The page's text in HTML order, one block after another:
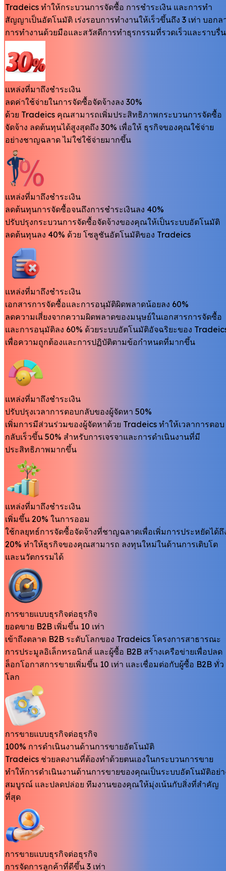
Tradeics ทำให้กระบวนการจัดซื้อ การชำระเงิน และการทำ
สัญญาเป็นอัตโนมัติ เร่งรอบการทำงานให้เร็วขึ้นถึง 3 เท่า บอกล
การทำงานด้วยมือและสวัสดีการทำธุรกรรมที่รวดเร็วและราบรื่น
แหล่งที่มาถึงชำระเงิน
ลดค่าใช้จ่ายในการจัดซื้อจัดจ้างลง 30%
ด้วย Tradeics คุณสามารถเพิ่มประสิทธิภาพกระบวนการจัดซื้อ
จัดจ้าง ลดต้นทุนได้สูงสุดถึง 30% เพื่อให้ ธุรกิจของคุณใช้จ่าย
อย่างชาญฉลาด ไม่ใช่ใช้จ่ายมากขึ้น
แหล่งที่มาถึงชำระเงิน
ลดต้นทุนการจัดซื้อจนถึงการชำระเงินลง 40%
ปรับปรุงกระบวนการจัดซื้อจัดจ้างของคุณให้เป็นระบบอัตโนมัติ
ลดต้นทุนลง 40% ด้วย โซลูชันอัตโนมัติของ Tradeics
แหล่งที่มาถึงชำระเงิน
เอกสารการจัดซื้อและการอนุมัติผิดพลาดน้อยลง 60%
ลดความเสี่ยงจากความผิดพลาดของมนุษย์ในเอกสารการจัดซื้อ
และการอนุมัติลง 60% ด้วยระบบอัตโนมัติอัจฉริยะของ
เพื่อความถูกต้องและการปฏิบัติตามข้อกำหนดที่มากขึ้น
แหล่งที่มาถึงชำระเงิน
ปรับปรุงเวลาการตอบกลับของผู้จัดหา 50%
เพิ่มการมีส่วนร่วมของผู้จัดหาด้วย Tradeics ทำให้เวลาการตอบ
กลับเร็วขึ้น 50% สำหรับการเจรจาและการดำเนินงานที่มี
ประสิทธิภาพมากขึ้น
แหล่งที่มาถึงชำระเงิน
เพิ่มขึ้น 20% ในการออม
ใช้กลยุทธ์การจัดซื้อจัดจ้างที่ชาญฉลาดเพื่อเพิ่มการประหยัดได้ถึ
20% ทำให้ธุรกิจของคุณสามารถ ลงทุนใหม่ในด้านการเติบโต
และนวัตกรรมได้
การขายแบบธุรกิจต่อธุรกิจ
ยอดขาย B2B เพิ่มขึ้น 10 เท่า
เข้าถึงตลาด B2B ระดับโลกของ Tradeics โครงการสาธารณะ
การประมูลอิเล็กทรอนิกส์ และผู้ซื้อ B2B สร้างเครือข่ายเพื่อปลด
ล็อกโอกาสการขายเพิ่มขึ้น 10 เท่า และเชื่อมต่อกับผู้ซื้อ B2B ทั่ว
โลก
การขายแบบธุรกิจต่อธุรกิจ
100% การดำเนินงานด้านการขายอัตโนมัติ
Tradeics ช่วยลดงานที่ต้องทำด้วยตนเองในกระบวนการขาย
ทำให้การดำเนินงานด้านการขายของคุณเป็นระบบอัตโนมัติอย่า
สมบูรณ์ และปลดปล่อย ทีมงานของคุณให้มุ่งเน้นกับสิ่งที่สำคัญ
ที่สุด
การขายแบบธุรกิจต่อธุรกิจ
การจัดการลูกค้าที่ดีขึ้น 3 เท่า